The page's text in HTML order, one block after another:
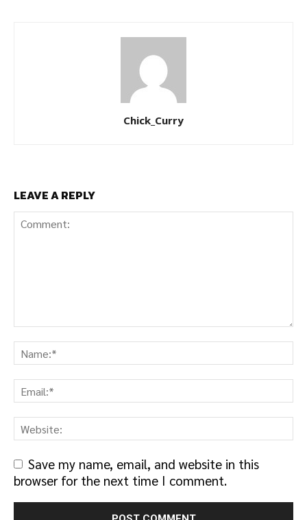
Chick_Curry
LEAVE A REPLY
Save my name, email, and website in this
browser for the next time I comment.